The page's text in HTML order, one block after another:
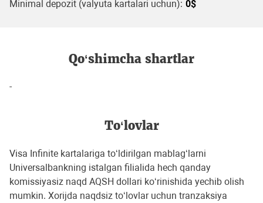
Minimal depozit (valyuta kartalari uchun): 0$
Qo‘shimcha shartlar
-
To‘lovlar
Visa Infinite kartalariga toʻldirilgan mablagʻlarni
Universalbankning istalgan filialida hech qanday
komissiyasiz naqd AQSH dollari koʻrinishida yechib olish
mumkin. Xorijda naqdsiz toʻlovlar uchun tranzaksiya